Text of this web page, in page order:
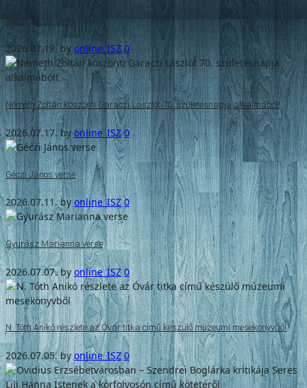
Géczi János verse
2026.07.19. by online_ISZ 0
Németh Zoltán köszönti Garaczi Lászlót 70. születésnapja alkalmából!
2026.07.17. by online_ISZ 0
Géczi János verse
2026.07.11. by online_ISZ 0
Gyurász Marianna verse
2026.07.07. byonline_ISZ 0
N. Tóth Anikó részlete az Óvár titka című készülő múzeumi mesekönyvből
2026.07.05. by online_ISZ 0